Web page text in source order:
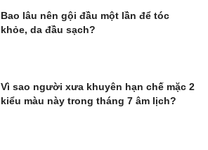
Bao lâu nên gội đầu một lần để tóc
khỏe, da đầu sạch?
Vì sao người xưa khuyên hạn chế mặc 2
kiểu màu này trong tháng 7 âm lịch?